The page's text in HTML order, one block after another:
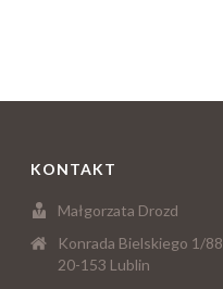
KONTAKT
Małgorzata Drozd
Konrada Bielskiego 1/88
20-153 Lublin